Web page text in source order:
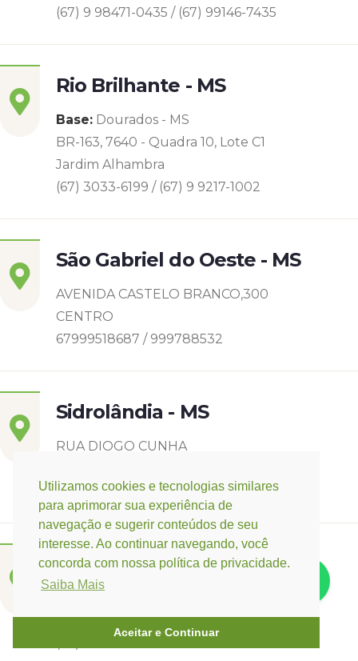
Utilizamos cookies e tecnologias similares
para aprimorar sua experiência de
navegação e sugerir conteúdos de seu
interesse. Ao continuar navegando, você
concorda com nossa política de privacidade.
Saiba Mais
Aceitar e Continuar
(67) 9 98471-0435 / (67) 99146-7435
Rio Brilhante - MS
Base: Dourados - MS
BR-163, 7640 - Quadra 10, Lote C1
Jardim Alhambra
(67) 3033-6199 / (67) 9 9217-1002
São Gabriel do Oeste - MS
AVENIDA CASTELO BRANCO,300
CENTRO
67999518687 / 999788532
Sidrolândia - MS
RUA DIOGO CUNHA
6799142-8006
Três Lagoas - MS
Centro